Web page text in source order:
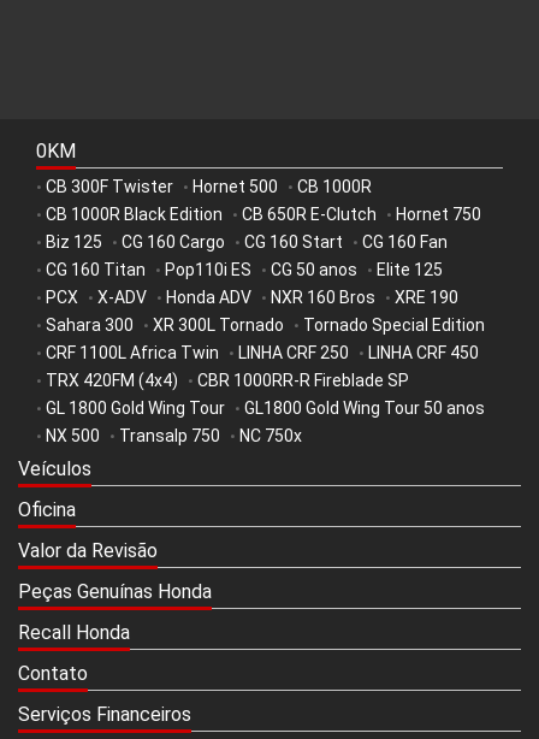
0KM
• CB 300F Twister • Hornet 500 • CB 1000R
• CB 1000R Black Edition • CB 650R E-Clutch • Hornet 750
• Biz 125 • CG 160 Cargo • CG 160 Start • CG 160 Fan
• CG 160 Titan • Pop110i ES • CG 50 anos • Elite 125
• PCX • X-ADV • Honda ADV • NXR 160 Bros • XRE 190
• Sahara 300 • XR 300L Tornado • Tornado Special Edition
• CRF 1100L Africa Twin • LINHA CRF 250 • LINHA CRF 450
• TRX 420FM (4x4) • CBR 1000RR-R Fireblade SP
• GL 1800 Gold Wing Tour • GL1800 Gold Wing Tour 50 anos
• NX 500 • Transalp 750 • NC 750x
Veículos
Oficina
Valor da Revisão
Peças Genuínas Honda
Recall Honda
Contato
Serviços Financeiros